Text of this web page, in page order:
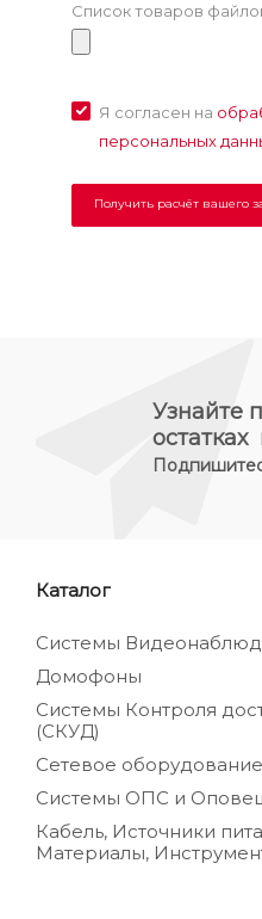
Список товаров
Я согласен на
персональных
Узнайте
Каталог
Системы
Домофоны
Системы Контроля
(СКУД)
Сетевое оборудование
Системы ОПС и
Кабель, Источники
Материалы,